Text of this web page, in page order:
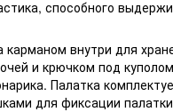
способного
внутри для
и крючком под
Палатка
для фиксации